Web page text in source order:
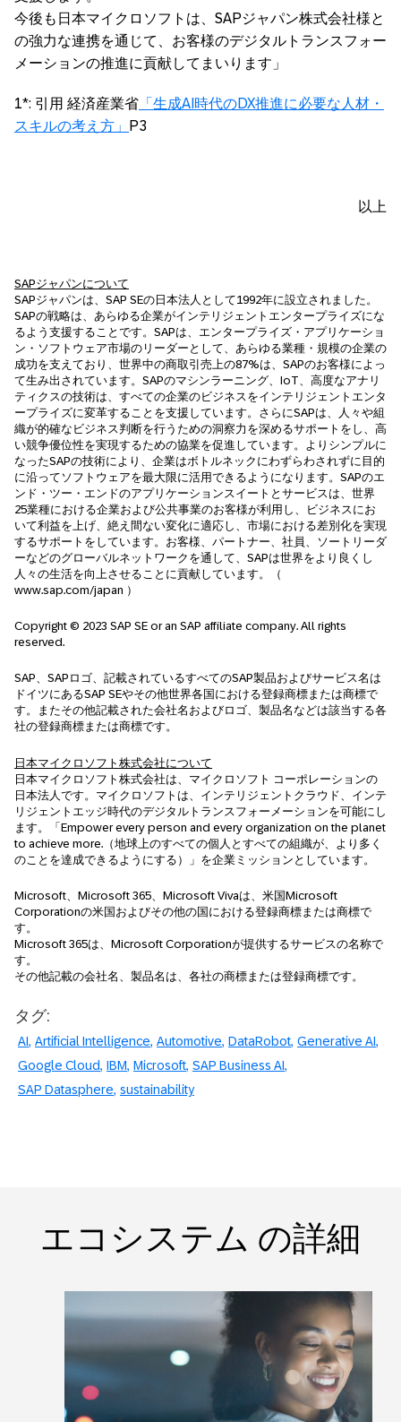
今後も日本マイクロソフトは、SAPジャパン株式会社様と
の強力な連携を通じて、お客様のデジタルトランスフォー
メーションの推進に貢献してまいります」
1*: 引用 経済産業省 「生成AI時代のDX推進に必要な人材・
スキルの考え方」
P3
以上
SAPジャパンについて
SAPジャパンは、SAP SEの日本法人として1992年に設立されました。
SAPの戦略は、あらゆる企業がインテリジェントエンタープライズにな
るよう支援することです。SAPは、エンタープライズ・アプリケーショ
ン・ソフトウェア市場のリーダーとして、あらゆる業種・規模の企業の
成功を支えており、世界中の商取引売上の87%は、SAPのお客様によっ
て生み出されています。SAPのマシンラーニング、IoT、高度なアナリ
ティクスの技術は、すべての企業のビジネスをインテリジェントエンタ
ープライズに変革することを支援しています。さらにSAPは、人々や組
織が的確なビジネス判断を行うための洞察力を深めるサポートをし、高
い競争優位性を実現するための協業を促進しています。よりシンプルに
なったSAPの技術により、企業はボトルネックにわずらわされずに目的
に沿ってソフトウェアを最大限に活用できるようになります。SAPのエ
ンド・ツー・エンドのアプリケーションスイートとサービスは、世界
25業種における企業および公共事業のお客様が利用し、ビジネスにお
いて利益を上げ、絶え間ない変化に適応し、市場における差別化を実現
するサポートをしています。お客様、パートナー、社員、ソートリーダ
ーなどのグローバルネットワークを通して、SAPは世界をより良くし
人々の生活を向上させることに貢献しています。（
www.sap.com/japan ）
Copyright © 2023 SAP SE or an SAP affiliate company. All rights
reserved.
SAP、SAPロゴ、記載されているすべてのSAP製品およびサービス名は
ドイツにあるSAP SEやその他世界各国における登録商標または商標で
す。またその他記載された会社名およびロゴ、製品名などは該当する各
社の登録商標または商標です。
日本マイクロソフト株式会社について
日本マイクロソフト株式会社は、マイクロソフト コーポレーションの
日本法人です。マイクロソフトは、インテリジェントクラウド、インテ
リジェントエッジ時代のデジタルトランスフォーメーションを可能にし
ます。「Empower every person and every organization on the planet
to achieve more.（地球上のすべての個人とすべての組織が、より多く
のことを達成できるようにする）」を企業ミッションとしています。
Microsoft、Microsoft 365、Microsoft Vivaは、米国Microsoft
Corporationの米国およびその他の国における登録商標または商標で
す。
Microsoft 365は、Microsoft Corporationが提供するサービスの名称で
す。
その他記載の会社名、製品名は、各社の商標または登録商標です。
タグ:
AI Artificial Intelligence Automotive DataRobot Generative AI
Google Cloud IBM Microsoft SAP Business AI
SAP Datasphere sustainability
エコシステム の詳細